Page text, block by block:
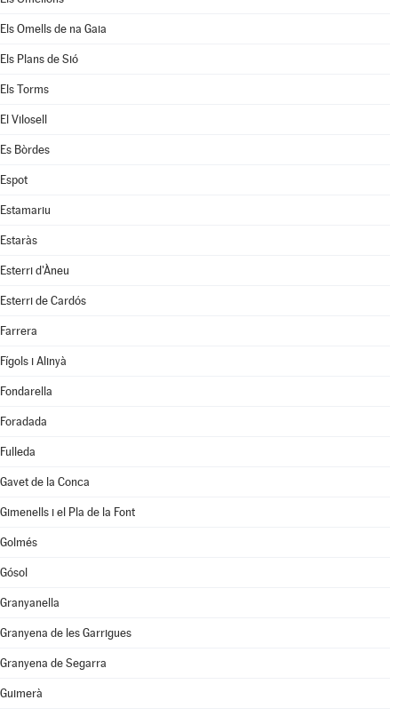
Els Omells de na Gaia
Els Plans de Sió
Els Torms
El Vilosell
Es Bòrdes
Espot
Estamariu
Estaràs
Esterri d'Àneu
Esterri de Cardós
Farrera
Fígols i Alinyà
Fondarella
Foradada
Fulleda
Gavet de la Conca
Gimenells i el Pla de la Font
Golmés
Gósol
Granyanella
Granyena de les Garrigues
Granyena de Segarra
Guimerà